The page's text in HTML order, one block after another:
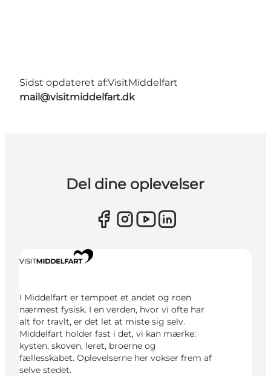
Sidst opdateret af:VisitMiddelfart
mail@visitmiddelfart.dk
Del dine oplevelser
I Middelfart er tempoet et andet og roen
nærmest fysisk. I en verden, hvor vi ofte har
alt for travlt, er det let at miste sig selv.
Middelfart holder fast i det, vi kan mærke:
kysten, skoven, leret, broerne og
fællesskabet. Oplevelserne her vokser frem af
selve stedet.